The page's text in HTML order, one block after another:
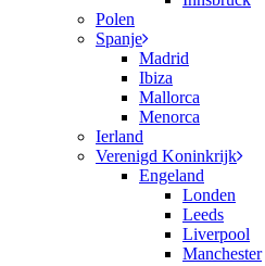
Polen
Spanje
Madrid
Ibiza
Mallorca
Menorca
Ierland
Verenigd Koninkrijk
Engeland
Londen
Leeds
Liverpool
Manchester